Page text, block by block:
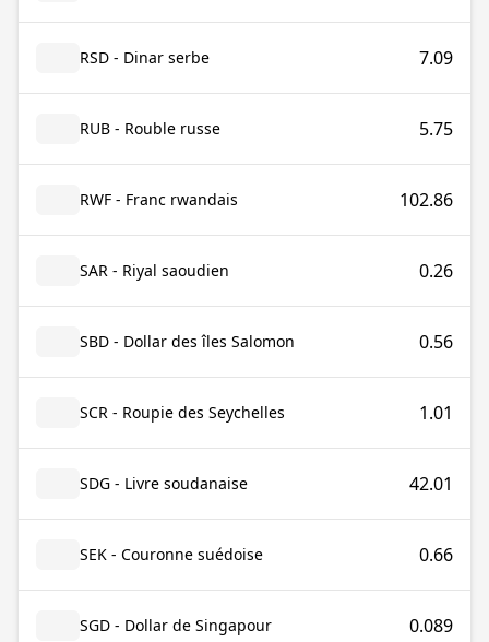
RSD - Dinar serbe 7.09
RUB - Rouble russe 5.75
RWF - Franc rwandais 102.86
SAR - Riyal saoudien 0.26
SBD - Dollar des îles Salomon 0.56
SCR - Roupie des Seychelles 1.01
SDG - Livre soudanaise 42.01
SEK - Couronne suédoise 0.66
SGD - Dollar de Singapour 0.089